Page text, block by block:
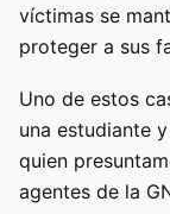
víctimas se
proteger a sus
Uno de estos
una estudiante
quien
agentes de la